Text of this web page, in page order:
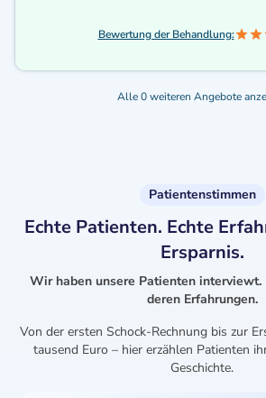
Bewertung der Behandlung:
Alle 0 weiteren Angebote
Patientenstimmen
Echte Patienten. Echte
Ersparnis.
Wir haben unsere Patienten interviewt.
deren Erfahrungen.
Von der ersten Schock-Rechnung bis zur
tausend Euro – hier erzählen Patienten
Geschichte.